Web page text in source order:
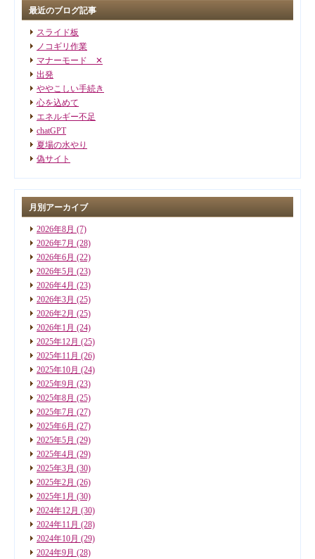
最近のブログ記事
スライド板
ノコギリ作業
マナーモード ✕
出発
ややこしい手続き
心を込めて
エネルギー不足
chatGPT
夏場の水やり
偽サイト
月別アーカイブ
2026年8月 (7)
2026年7月 (28)
2026年6月 (22)
2026年5月 (23)
2026年4月 (23)
2026年3月 (25)
2026年2月 (25)
2026年1月 (24)
2025年12月 (25)
2025年11月 (26)
2025年10月 (24)
2025年9月 (23)
2025年8月 (25)
2025年7月 (27)
2025年6月 (27)
2025年5月 (29)
2025年4月 (29)
2025年3月 (30)
2025年2月 (26)
2025年1月 (30)
2024年12月 (30)
2024年11月 (28)
2024年10月 (29)
2024年9月 (28)